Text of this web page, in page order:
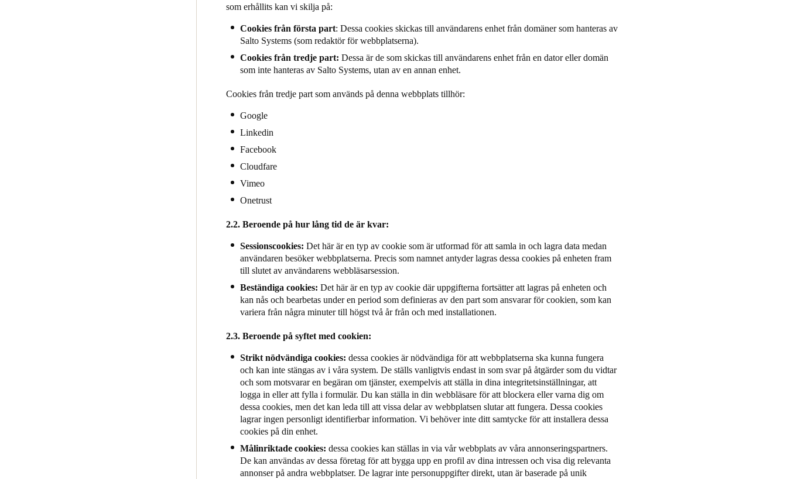
som erhållits kan vi skilja på:
Cookies från första part: Dessa cookies skickas till användarens enhet från domäner som hanteras av
Salto Systems (som redaktör för webbplatserna).
Cookies från tredje part: Dessa är de som skickas till användarens enhet från en dator eller domän
som inte hanteras av Salto Systems, utan av en annan enhet.
Cookies från tredje part som används på denna webbplats tillhör:
Google
Linkedin
Facebook
Cloudfare
Vimeo
Onetrust
2.2. Beroende på hur lång tid de är kvar:
Sessionscookies: Det här är en typ av cookie som är utformad för att samla in och lagra data medan
användaren besöker webbplatserna. Precis som namnet antyder lagras dessa cookies på enheten fram
till slutet av användarens webbläsarsession.
Beständiga cookies: Det här är en typ av cookie där uppgifterna fortsätter att lagras på enheten och
kan nås och bearbetas under en period som definieras av den part som ansvarar för cookien, som kan
variera från några minuter till högst två år från och med installationen.
2.3. Beroende på syftet med cookien:
Strikt nödvändiga cookies: dessa cookies är nödvändiga för att webbplatserna ska kunna fungera
och kan inte stängas av i våra system. De ställs vanligtvis endast in som svar på åtgärder som du vidtar
och som motsvarar en begäran om tjänster, exempelvis att ställa in dina integritetsinställningar, att
logga in eller att fylla i formulär. Du kan ställa in din webbläsare för att blockera eller varna dig om
dessa cookies, men det kan leda till att vissa delar av webbplatsen slutar att fungera. Dessa cookies
lagrar ingen personligt identifierbar information. Vi behöver inte ditt samtycke för att installera dessa
cookies på din enhet.
Målinriktade cookies: dessa cookies kan ställas in via vår webbplats av våra annonseringspartners.
De kan användas av dessa företag för att bygga upp en profil av dina intressen och visa dig relevanta
annonser på andra webbplatser. De lagrar inte personuppgifter direkt, utan är baserade på unik